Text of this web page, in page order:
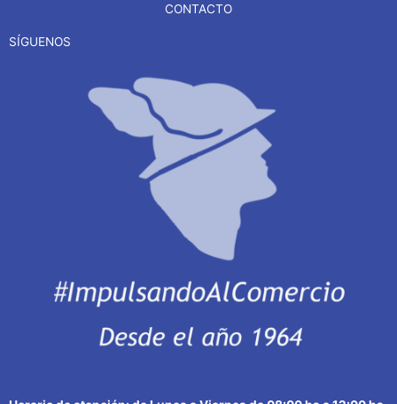
CONTACTO
SÍGUENOS